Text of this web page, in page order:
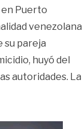
en Puerto
su pareja
huyó del
autoridades. La